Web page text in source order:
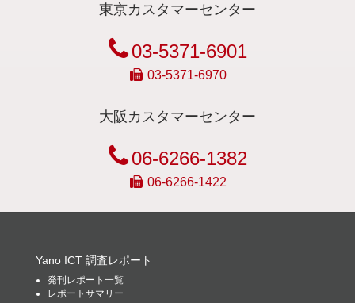
東京カスタマーセンター
03-5371-6901
03-5371-6970
大阪カスタマーセンター
06-6266-1382
06-6266-1422
Yano ICT 調査レポート
発刊レポート一覧
レポートサマリー